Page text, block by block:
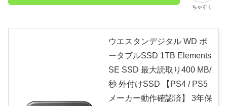
ちゃすく
ウエスタンデジタル WD ポ
ータブルSSD 1TB Elements
SE SSD 最大読取り400 MB/
秒 外付けSSD 【PS4 / PS5
メーカー動作確認済】 3年保